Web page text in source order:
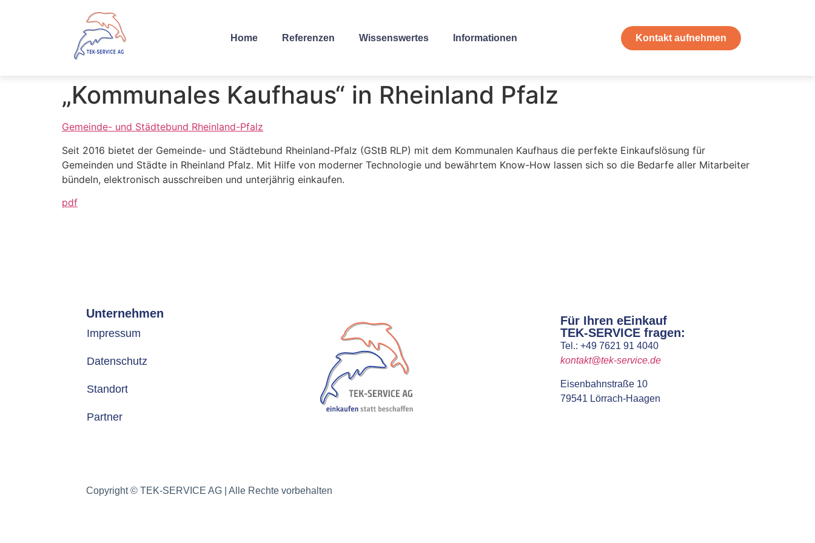
Home Referenzen Wissenswertes Informationen Kontakt aufnehmen
„Kommunales Kaufhaus“ in Rheinland Pfalz
Gemeinde- und Städtebund Rheinland-Pfalz
Seit 2016 bietet der Gemeinde- und Städtebund Rheinland-Pfalz (GStB RLP) mit dem Kommunalen Kaufhaus die perfekte Einkaufslösung für
Gemeinden und Städte in Rheinland Pfalz. Mit Hilfe von moderner Technologie und bewährtem Know-How lassen sich so die Bedarfe aller Mitarbeiter
bündeln, elektronisch ausschreiben und unterjährig einkaufen.
pdf
Unternehmen
Impressum
Datenschutz
Standort
Partner
Für Ihren eEinkauf
TEK-SERVICE fragen:
Tel.: +49 7621 91 4040
kontakt@tek-service.de
Eisenbahnstraße 10
79541 Lörrach-Haagen
Copyright © TEK-SERVICE AG | Alle Rechte vorbehalten